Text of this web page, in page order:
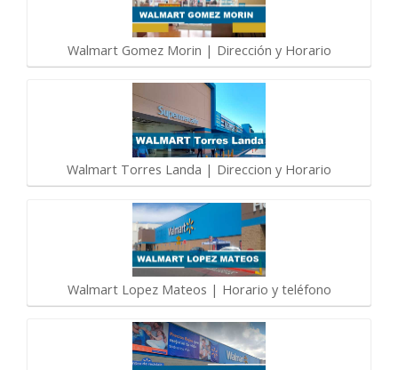
Walmart Gomez Morin | Dirección y Horario
Walmart Torres Landa | Direccion y Horario
Walmart Lopez Mateos | Horario y teléfono